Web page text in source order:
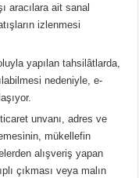
aracılara ait sanal
izlenmesi
yapılan tahsilâtlarda,
nedeniyle, e-
unvanı, adres ve
mükellefin
alışveriş yapan
çıkması veya malın